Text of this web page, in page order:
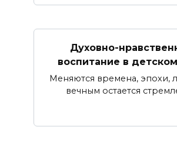
Духовно-
воспитание в
Меняются времена, эпохи,
вечным остается